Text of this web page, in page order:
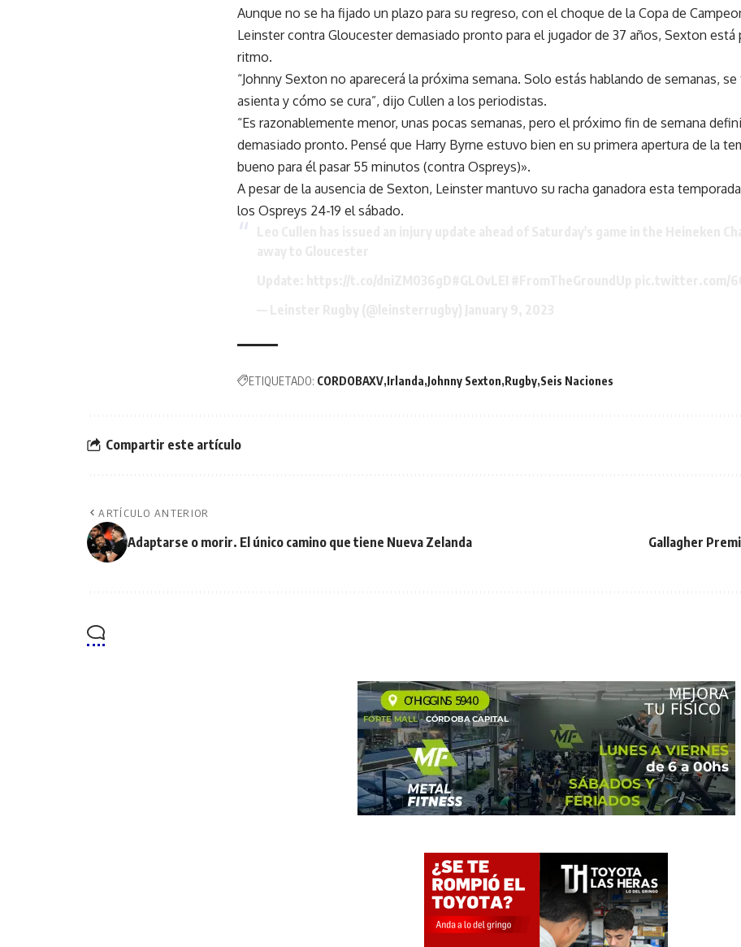
Aunque no se ha fijado un plazo para su regreso, con el choque de la Copa de
Leinster contra Gloucester demasiado pronto para el jugador de 37 años, Sexton está
ritmo.
“Johnny Sexton no aparecerá la próxima semana. Solo estás hablando de semanas,
asienta y cómo se cura”, dijo Cullen a los periodistas.
“Es razonablemente menor, unas pocas semanas, pero el próximo fin de semana
demasiado pronto. Pensé que Harry Byrne estuvo bien en su primera apertura de la
bueno para él pasar 55 minutos (contra Ospreys)».
A pesar de la ausencia de Sexton, Leinster mantuvo su racha ganadora esta
los Ospreys 24-19 el sábado.
ETIQUETADO: CORDOBAXV Irlanda Johnny Sexton Rugby Seis Naciones
Compartir este artículo
ARTÍCULO ANTERIOR
Adaptarse o morir. El único camino que tiene Nueva Zelanda Gallagher